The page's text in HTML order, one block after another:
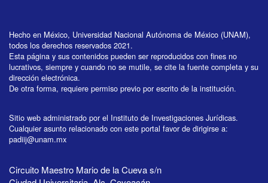
Hecho en México, Universidad Nacional Autónoma de México (UNAM),
todos los derechos reservados 2021.
Esta página y sus contenidos pueden ser reproducidos con fines no
lucrativos, siempre y cuando no se mutile, se cite la fuente completa y su
dirección electrónica.
De otra forma, requiere permiso previo por escrito de la institución.
Sitio web administrado por el Instituto de Investigaciones Jurídicas.
Cualquier asunto relacionado con este portal favor de dirigirse a:
padiij@unam.mx
Circuito Maestro Mario de la Cueva s/n